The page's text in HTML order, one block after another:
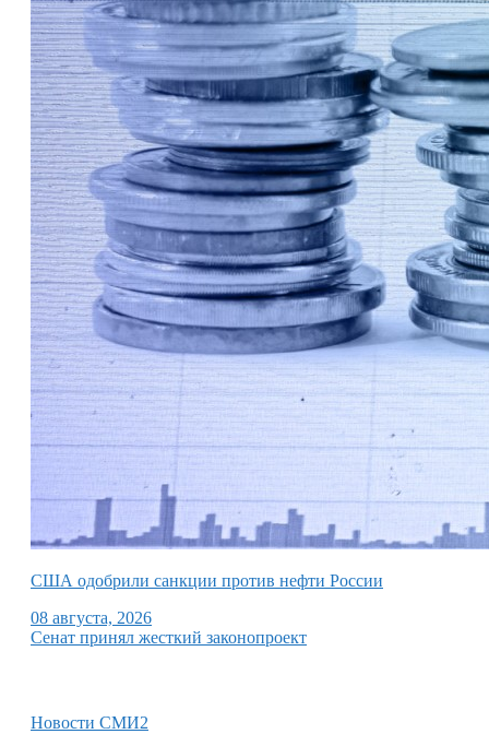
США одобрили санкции против нефти России
08 августа, 2026
Сенат принял жесткий законопроект
Новости СМИ2